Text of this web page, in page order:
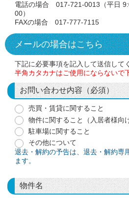
電話の場合 017-721-0013（平日
00）
FAXの場合 017-777-7115
メールの場合はこちら
下記に必要事項を記入して送信して
半角カタカナはご使用にならないで
お問い合わせ内容（必須）
売買・賃貸に関すること
物件に関すること（入居者様向
駐車場に関すること
その他について
退去・解約の予告は、退去・解約専
ます。
物件名